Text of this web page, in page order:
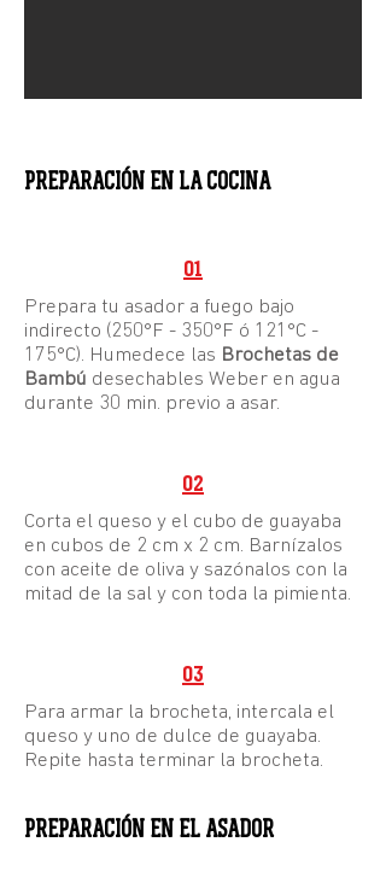
PREPARACIÓN EN LA COCINA
01
Prepara tu asador a fuego bajo
indirecto (250°F - 350°F ó 121°C -
175°C). Humedece las Brochetas de
Bambú desechables Weber en agua
durante 30 min. previo a asar.
02
Corta el queso y el cubo de guayaba
en cubos de 2 cm x 2 cm. Barnízalos
con aceite de oliva y sazónalos con la
mitad de la sal y con toda la pimienta.
03
Para armar la brocheta, intercala el
queso y uno de dulce de guayaba.
Repite hasta terminar la brocheta.
PREPARACIÓN EN EL ASADOR